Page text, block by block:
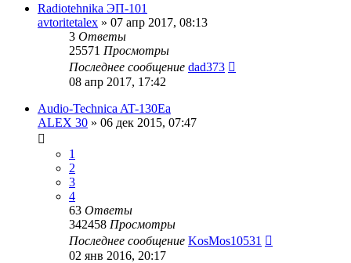
Radiotehnika ЭП-101
avtoritetalex » 07 апр 2017, 08:13
3 Ответы
25571 Просмотры
Последнее сообщение dad373
08 апр 2017, 17:42
Audio-Technica AT-130Ea
ALEX 30 » 06 дек 2015, 07:47
1
2
3
4
63 Ответы
342458 Просмотры
Последнее сообщение KosMos10531
02 янв 2016, 20:17